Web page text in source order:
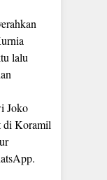
lalu
Joko
di Koramil